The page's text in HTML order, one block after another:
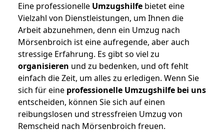
Eine professionelle Umzugshilfe bietet eine
Vielzahl von Dienstleistungen, um Ihnen die
Arbeit abzunehmen, denn ein Umzug nach
Mörsenbroich ist eine aufregende, aber auch
stressige Erfahrung. Es gibt so viel zu
organisieren und zu bedenken, und oft fehlt
einfach die Zeit, um alles zu erledigen. Wenn Sie
sich für eine professionelle Umzugshilfe bei uns
entscheiden, können Sie sich auf einen
reibungslosen und stressfreien Umzug von
Remscheid nach Mörsenbroich freuen.